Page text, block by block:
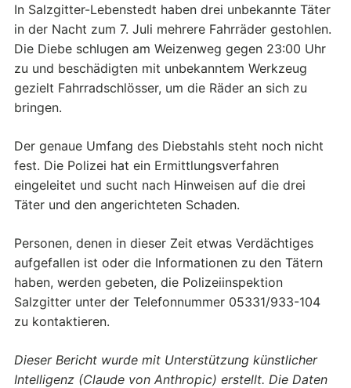
In Salzgitter-Lebenstedt haben drei unbekannte Täter
in der Nacht zum 7. Juli mehrere Fahrräder gestohlen.
Die Diebe schlugen am Weizenweg gegen 23:00 Uhr
zu und beschädigten mit unbekanntem Werkzeug
gezielt Fahrradschlösser, um die Räder an sich zu
bringen.
Der genaue Umfang des Diebstahls steht noch nicht
fest. Die Polizei hat ein Ermittlungsverfahren
eingeleitet und sucht nach Hinweisen auf die drei
Täter und den angerichteten Schaden.
Personen, denen in dieser Zeit etwas Verdächtiges
aufgefallen ist oder die Informationen zu den Tätern
haben, werden gebeten, die Polizeiinspektion
Salzgitter unter der Telefonnummer 05331/933-104
zu kontaktieren.
Dieser Bericht wurde mit Unterstützung künstlicher
Intelligenz (Claude von Anthropic) erstellt. Die Daten